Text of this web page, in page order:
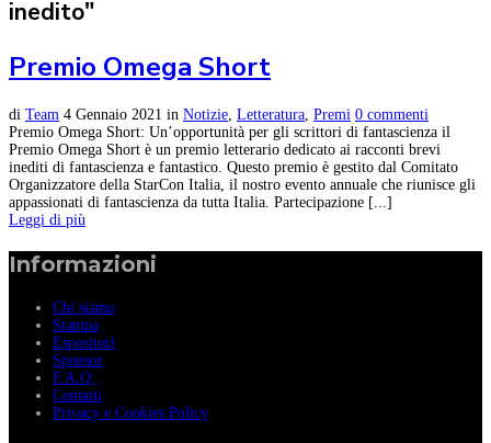
inedito"
Premio Omega Short
di Team 4 Gennaio 2021 in Notizie, Letteratura, Premi 0 commenti
Premio Omega Short: Un’opportunità per gli scrittori di fantascienza il
Premio Omega Short è un premio letterario dedicato ai racconti brevi
inediti di fantascienza e fantastico. Questo premio è gestito dal Comitato
Organizzatore della StarCon Italia, il nostro evento annuale che riunisce gli
appassionati di fantascienza da tutta Italia. Partecipazione [...]
Leggi di più
Informazioni
Chi siamo
Stampa
Espositori
Sponsor
F.A.Q.
Contatti
Privacy e Cookies Policy